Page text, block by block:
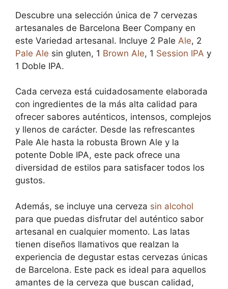
Descubre una selección única de 7 cervezas
artesanales de Barcelona Beer Company en
este Variedad artesanal. Incluye 2 Pale Ale, 2
Pale Ale sin gluten, 1 Brown Ale, 1 Session IPA y
1 Doble IPA.
Cada cerveza está cuidadosamente elaborada
con ingredientes de la más alta calidad para
ofrecer sabores auténticos, intensos, complejos
y llenos de carácter. Desde las refrescantes
Pale Ale hasta la robusta Brown Ale y la
potente Doble IPA, este pack ofrece una
diversidad de estilos para satisfacer todos los
gustos.
Además, se incluye una cerveza sin alcohol
para que puedas disfrutar del auténtico sabor
artesanal en cualquier momento. Las latas
tienen diseños llamativos que realzan la
experiencia de degustar estas cervezas únicas
de Barcelona. Este pack es ideal para aquellos
amantes de la cerveza que buscan calidad,